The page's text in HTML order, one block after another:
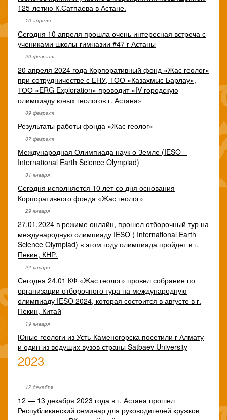
125-летию К.Сатпаева в Астане.
10 апреля
Сегодня 10 апреля прошла очень интересная встреча с
учениками школы-гимназии #47 г Астаны
20 февраля
20 апреля 2024 года Корпоративный фонд «Жас геолог»
при сотрудничестве с ЕНУ, ТОО «Казахмыс Барлау»,
ТОО «ERG Exploration» проводит «IV городскую
олимпиаду юных геологов г. Астана»
09 февраля
Результаты работы фонда «Жас геолог»
07 февраля
Международная Олимпиада наук о Земле (IESO –
International Earth Science Olympiad)
31 января
Сегодня исполняется 10 лет со дня основания
Корпоративного фонда «Жас геолог»
29 января
27.01.2024 в режиме онлайн, прошел отборочный тур на
международную олимпиаду IESO ( International Earth
Science Olympiad) в этом году олимпиада пройдет в г.
Пекин, КНР.
24 января
Сегодня 24.01 КФ «Жас геолог» провел собрание по
организации отборочного тура на международную
олимпиаду IESO 2024, которая состоится в августе в г.
Пекин, Китай
19 января
Юные геологи из Усть-Каменогорска посетили г Алмату
и один из ведущих вузов страны Satbaev University
2023
12 декабря
12 — 13 декабря 2023 года в г. Астана прошел
Республиканский семинар для руководителей кружков